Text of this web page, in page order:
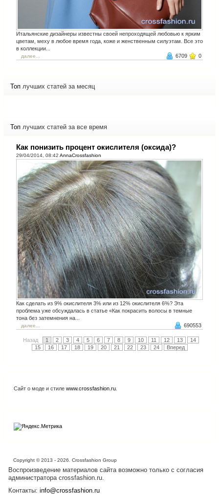
Итальянские дизайнеры известны своей непроходящей любовью к ярким
цветам, меху в любое время года, коже и женственным силуэтам. Все это
в коллекции...
далее... 6709 0
Топ лучших статей за месяц
Топ лучших статей за все время
Как понизить процент окислителя (оксида)?
29/04/2014, 08:42 AnnaCrossfashion
Как сделать из 9% окислителя 3% или из 12% окислителя 6%? Эта
проблема уже обсуждалась в статье «Как покрасить волосы в темные
тона без затемнения на...
далее... 690553
Назад 1 2 3 4 5 6 7 8 9 10 11 12 13
14
15
16 17 18 19 20 21 22 23 24 Вперед
Сайт о моде и стиле www.crossfashion.ru
Copyright © 2013 - 2026. Crossfashion Group
Воспроизведение материалов сайта возможно только с согласия
администратора crossfashion.ru.
Контакты: info@crossfashion.ru